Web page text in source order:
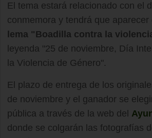
El tema estará relacionado con el
conmemora y tendrá que aparecer
lema "Boadilla contra la
leyenda "25 de noviembre, Día
la Violencia de Género".
El plazo de entrega de los
de noviembre y el ganador se
pública a través de la web del
donde se colgarán las fotografías